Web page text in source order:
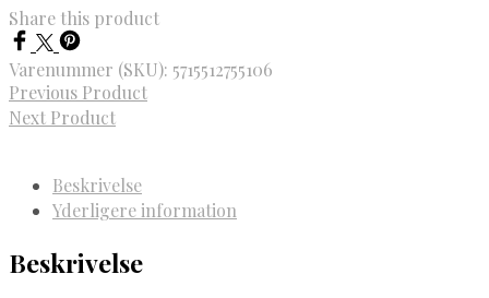
Share this product
Varenummer (SKU): 5715512755106
Previous Product
Next Product
Beskrivelse
Yderligere information
Beskrivelse